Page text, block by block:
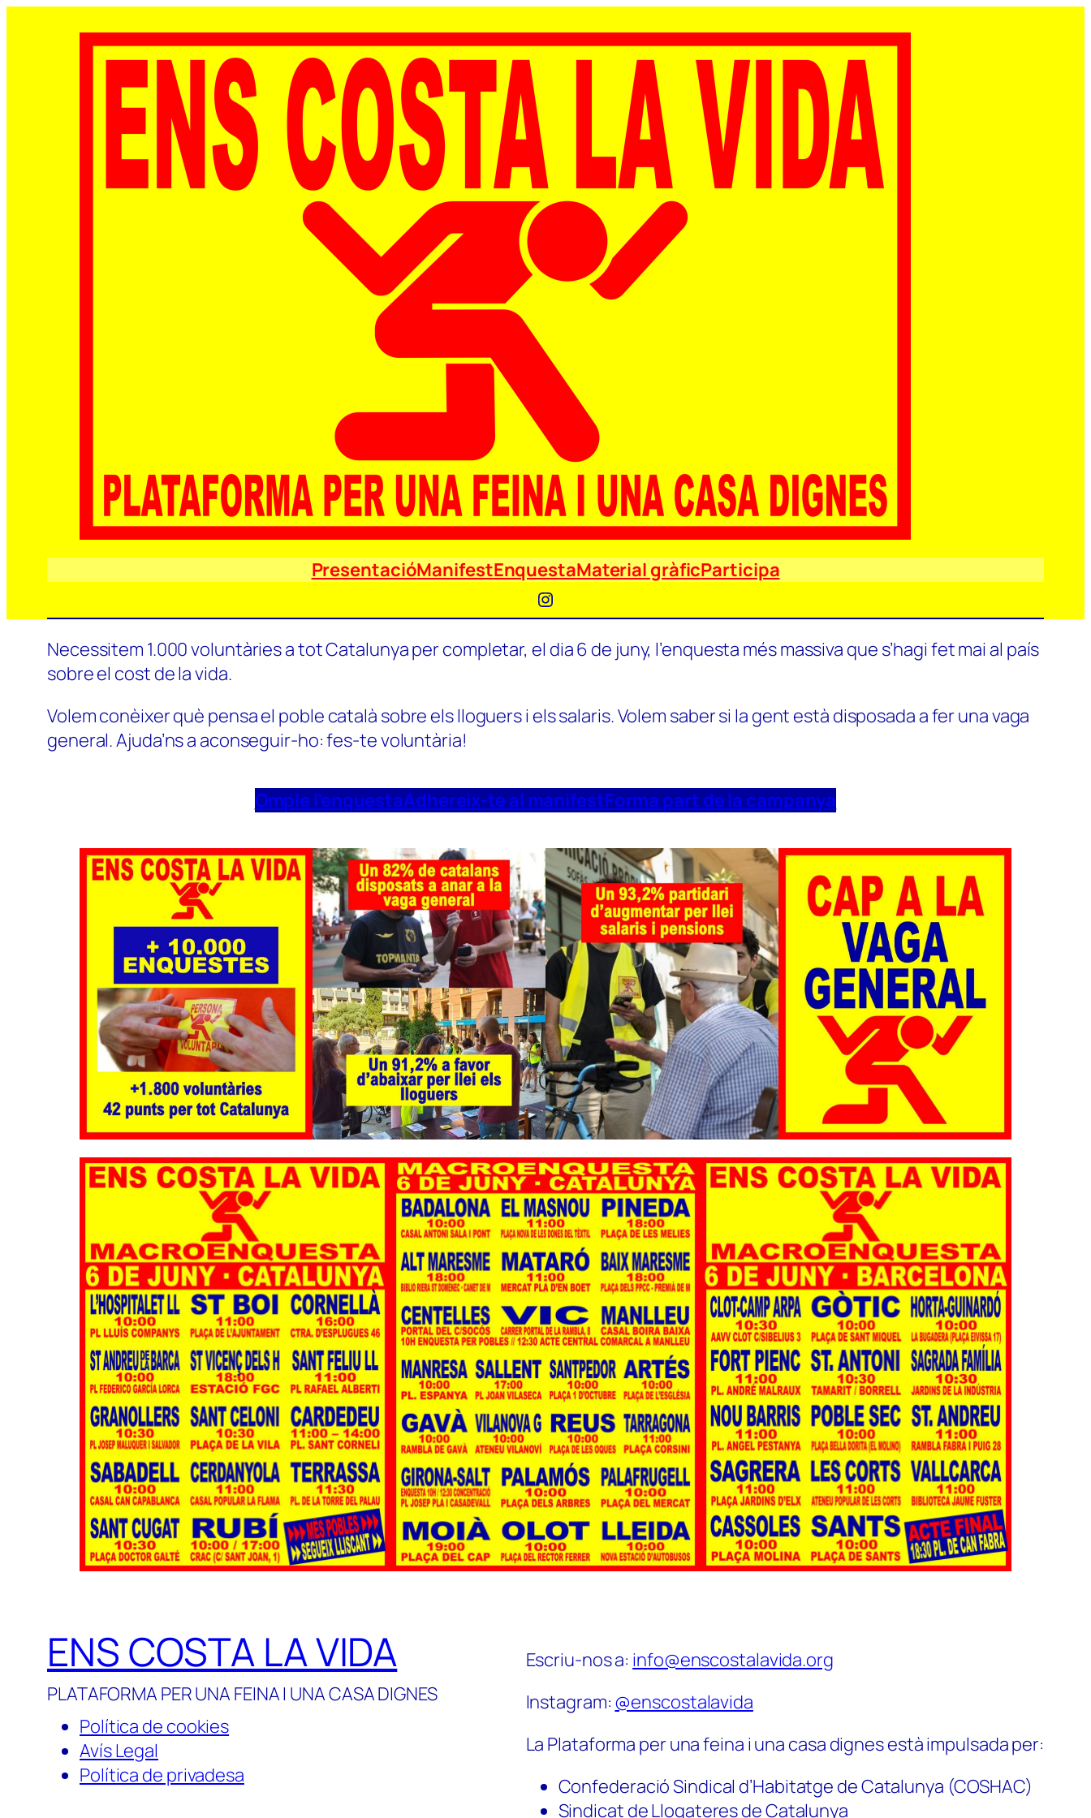
PresentacióManifestEnquestaMaterial gràficParticipa
Instagram
Necessitem 1.000 voluntàries a tot Catalunya per completar, el dia 6 de juny, l’enquesta més massiva que s’hagi fet mai al país
sobre el cost de la vida.
Volem conèixer què pensa el poble català sobre els lloguers i els salaris. Volem saber si la gent està disposada a fer una vaga
general. Ajuda’ns a aconseguir-ho: fes-te voluntària!
Omple l’enquestaAdhereix-te al manifestForma part de la campanya
ENS COSTA LA VIDA
PLATAFORMA PER UNA FEINA I UNA CASA DIGNES
Política de cookies
Avís Legal
Política de privadesa
Escriu-nos a: info@enscostalavida.org
Instagram: @enscostalavida
La Plataforma per una feina i una casa dignes està impulsada per:
Confederació Sindical d’Habitatge de Catalunya (COSHAC)
Sindicat de Llogateres de Catalunya